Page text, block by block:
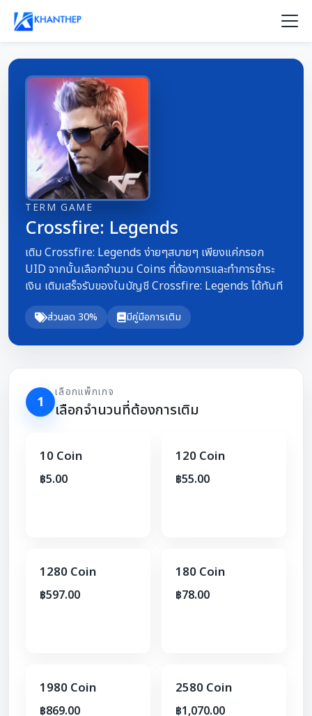
TERM GAME
Crossfire: Legends
เติม Crossfire: Legends ง่ายๆสบายๆ เพียงแค่กรอก
UID จากนั้นเลือกจำนวน Coins ที่ต้องการและทำการชำระ
เงิน เติมเสร็จรับของในบัญชี Crossfire: Legends ได้ทันที
ส่วนลด 30% มีคู่มือการเติม
1
เลือกแพ็กเกจ
เลือกจำนวนที่ต้องการเติม
10 Coin
฿5.00
120 Coin
฿55.00
1280 Coin
฿597.00
180 Coin
฿78.00
1980 Coin
฿869.00
2580 Coin
฿1,070.00